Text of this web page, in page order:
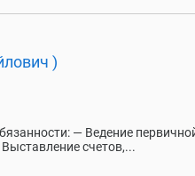
)
— Ведение
счетов,...